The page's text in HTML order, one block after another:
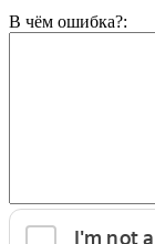
В чём ошибка?: